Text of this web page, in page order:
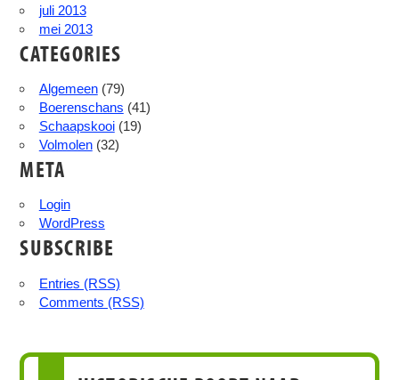
juli 2013
mei 2013
CATEGORIES
Algemeen(79)
Boerenschans (41)
Schaapskooi(19)
Volmolen(32)
META
Login
WordPress
SUBSCRIBE
Entries (RSS)
Comments (RSS)